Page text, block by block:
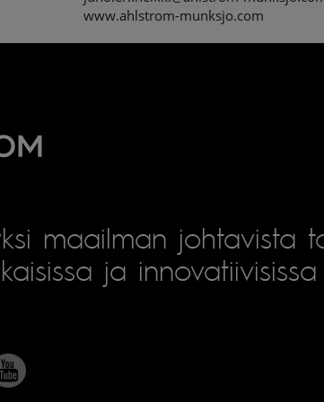
www.ahlstrom-munksjo.com
maailman johtavista
ja